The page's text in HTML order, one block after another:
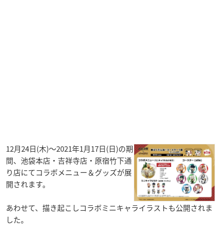
12月24日(木)～2021年1月17日(日)の期
間、池袋本店・吉祥寺店・原宿竹下通
り店にてコラボメニュー＆グッズが展
開されます。
あわせて、描き起こしコラボミニキャライラストも公開されま
した。